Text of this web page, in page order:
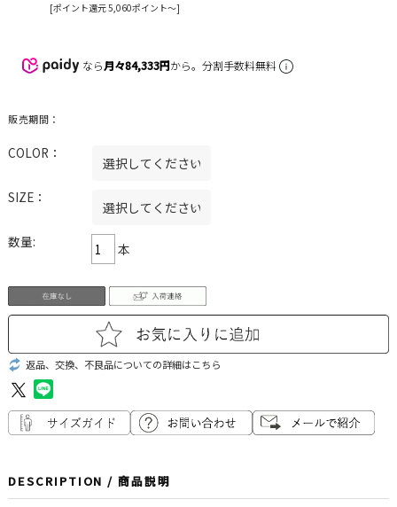
[ポイント還元 5,060ポイント〜]
なら月々84,333円から。分割手数料無料
販売期間：
COLOR：
SIZE：
数量: 本
返品、交換、不良品についての詳細はこちら
DESCRIPTION / 商品説明